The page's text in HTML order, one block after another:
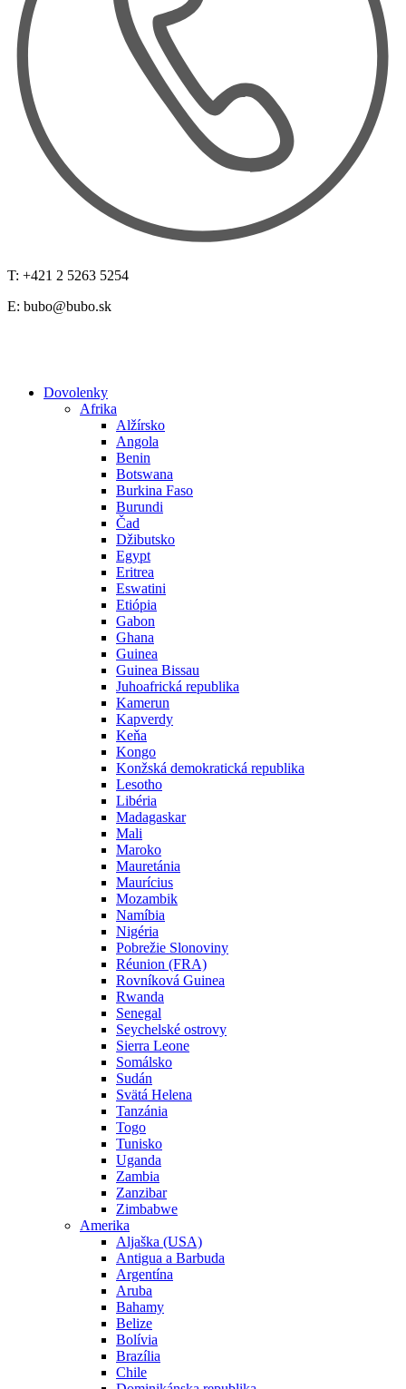
T: +421 2 5263 5254
E: bubo@bubo.sk
Dovolenky
Afrika
Alžírsko
Angola
Benin
Botswana
Burkina Faso
Burundi
Čad
Džibutsko
Egypt
Eritrea
Eswatini
Etiópia
Gabon
Ghana
Guinea
Guinea Bissau
Juhoafrická republika
Kamerun
Kapverdy
Keňa
Kongo
Konžská demokratická republika
Lesotho
Libéria
Madagaskar
Mali
Maroko
Mauretánia
Maurícius
Mozambik
Namíbia
Nigéria
Pobrežie Slonoviny
Réunion (FRA)
Rovníková Guinea
Rwanda
Senegal
Seychelské ostrovy
Sierra Leone
Somálsko
Sudán
Svätá Helena
Tanzánia
Togo
Tunisko
Uganda
Zambia
Zanzibar
Zimbabwe
Amerika
Aljaška (USA)
Antigua a Barbuda
Argentína
Aruba
Bahamy
Belize
Bolívia
Brazília
Chile